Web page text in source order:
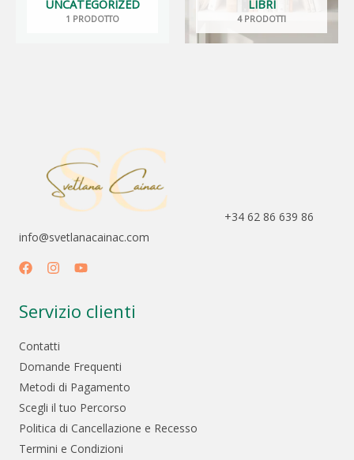
UNCATEGORIZED
1 PRODOTTO
LIBRI
4 PRODOTTI
+34 62 86 639 86
info@svetlanacainac.com
Servizio clienti
Contatti
Domande Frequenti
Metodi di Pagamento
Scegli il tuo Percorso
Politica di Cancellazione e Recesso
Termini e Condizioni